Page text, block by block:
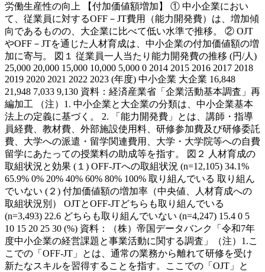
労働生産性の向上 【付加価値額増加】 ① 中小企業におい
て、従業員に対するOFF－JT費用（能力開発費）は、増加傾
向であるものの、大企業に比べて低い水準で推移。 ② OJT
やOFF－JTを通じた人材育成は、中小企業の付加価値額の増
加に寄与。 図１ 従業員一人当たり能力開発費の推移 (円/人)
25,000 20,000 15,000 10,000 5,000 0 2014 2015 2016 2017 2018
2019 2020 2021 2022 2023 (年度) 中小企業 大企業 16,848
21,948 7,033 9,130 資料：経済産業省「企業活動基本調査」再
編加工 （注）1. 中小企業と大企業の分類は、中小企業基本
法上の定義に基づく。 2. 「能力開発費」とは、講師・指導
員経費、教材費、外部施設使用料、研修参加費及び研修委託
費、大学への派遣・留学関連費用、大学・大学院等への自費
留学にあたっての授業料の助成等を指す。 図２ 人材育成の
取組状況と効果 (１) OFF-JTへの取組状況 (n=12,105) 34.1%
65.9% 0% 20% 40% 60% 80% 100% 取り組んでいる 取り組ん
でいない (２) 付加価値額の増加率（中央値、人材育成への
取組状況別） OJTとOFF-JTどちらも取り組んでいる
(n=3,493) 22.6 どちらも取り組んでいない (n=4,247) 15.4 0 5
10 15 20 25 30 (%) 資料：（株）帝国データバンク「令和7年
度中小企業の経営課題と事業活動に関する調査」（注）1.こ
こでの「OFF-JT」とは、通常の業務から離れて研修を受け
新たなスキルを習得することを指す。ここでの「OJT」と